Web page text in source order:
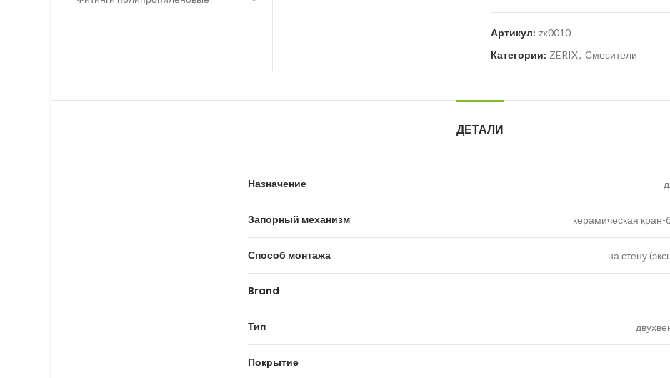
Артикул: zx0010
Категории: ZERIX, Смесители
ДЕТАЛИ
Назначение
Запорный механизм керамическая кран-
Способ монтажа на стену
Brand
Тип
Покрытие